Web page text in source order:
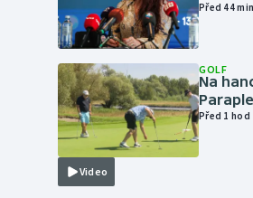
Před 44 min
Video
GOLF
Na
Před 1 hod